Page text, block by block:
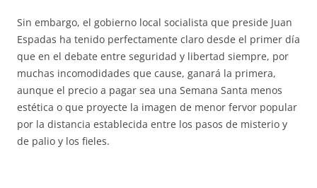
Sin embargo, el gobierno local socialista que preside Juan
Espadas ha tenido perfectamente claro desde el primer día
que en el debate entre seguridad y libertad siempre, por
muchas incomodidades que cause, ganará la primera,
aunque el precio a pagar sea una Semana Santa menos
estética o que proyecte la imagen de menor fervor popular
por la distancia establecida entre los pasos de misterio y
de palio y los fieles.